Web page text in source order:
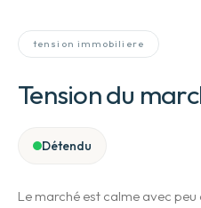
tension immobiliere
Tension du
Détendu
Le marché est calme avec peu